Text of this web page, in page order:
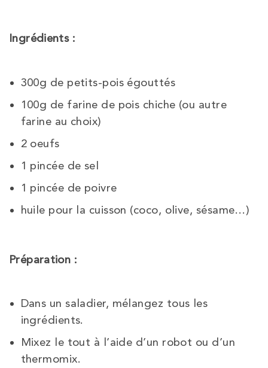
Ingrédients :
300g de petits-pois égouttés
100g de farine de pois chiche (ou autre
farine au choix)
2 oeufs
1 pincée de sel
1 pincée de poivre
huile pour la cuisson (coco, olive, sésame…)
Préparation :
Dans un saladier, mélangez tous les
ingrédients.
Mixez le tout à l’aide d’un robot ou d’un
thermomix.